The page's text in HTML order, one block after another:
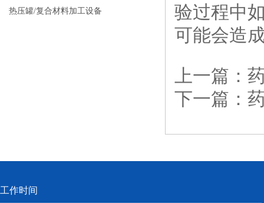
热压罐/复合材料加工设备
验过程中
可能会造
上一篇：
下一篇：
工作时间